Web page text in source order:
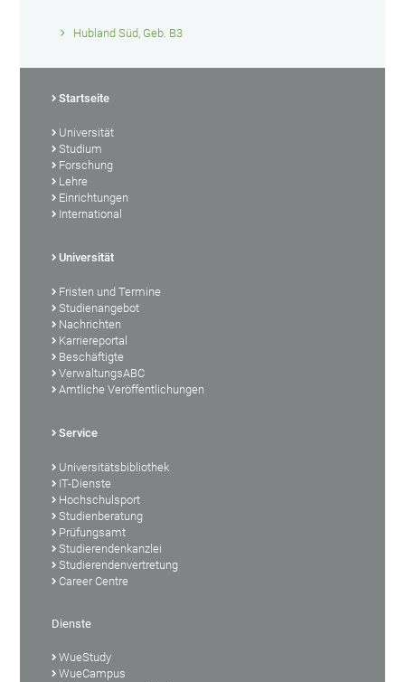
Hubland Süd, Geb. B3
Startseite
Universität
Studium
Forschung
Lehre
Einrichtungen
International
Universität
Fristen und Termine
Studienangebot
Nachrichten
Karriereportal
Beschäftigte
VerwaltungsABC
Amtliche Veröffentlichungen
Service
Universitätsbibliothek
IT-Dienste
Hochschulsport
Studienberatung
Prüfungsamt
Studierendenkanzlei
Studierendenvertretung
Career Centre
Dienste
WueStudy
WueCampus